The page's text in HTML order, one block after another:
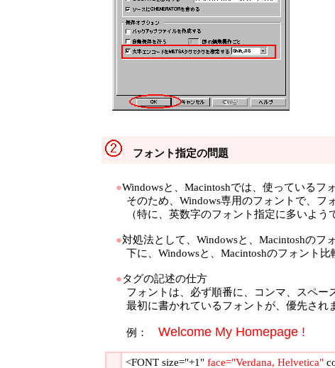
フォント指定の問題
●Windowsと、Macintoshでは、使っているフ
そのため、Windows専用のフォントで、フォ
（特に、英数字のフォント指定に多いようで
●対処法として、Windowsと、Macintoshのフ
下に、Windowsと、Macintoshのフォント比
●タグの記述の仕方
フォントは、必ず順番に、コンマ、スペース
最初に書かれているフォントが、優先されま
例： Welcome My Homepage !
<FONT size="+1" face="Verdana, Helvetica"